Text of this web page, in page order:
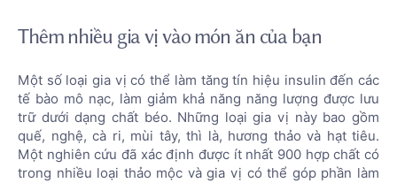
Thêm nhiều gia vị vào món ăn của bạn
Một số loại gia vị có thể làm tăng tín hiệu insulin đến các
tế bào mô nạc, làm giảm khả năng năng lượng được lưu
trữ dưới dạng chất béo. Những loại gia vị này bao gồm
quế, nghệ, cà ri, mùi tây, thì là, hương thảo và hạt tiêu.
Một nghiên cứu đã xác định được ít nhất 900 hợp chất có
trong nhiều loại thảo mộc và gia vị có thể góp phần làm